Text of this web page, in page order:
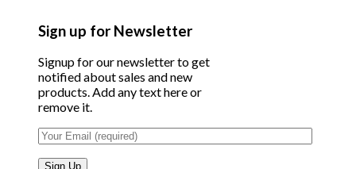
Sign up for Newsletter
Signup for our newsletter to get
notified about sales and new
products. Add any text here or
remove it.